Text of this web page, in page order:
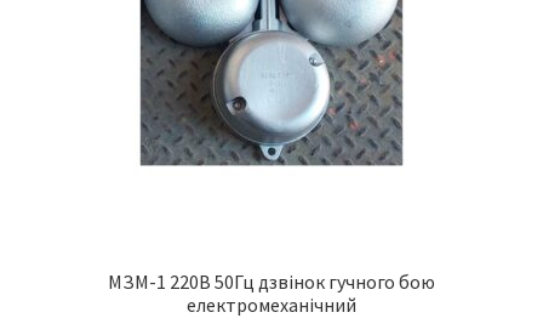
МЗМ-1 220В 50Гц дзвінок гучного бою
електромеханічний